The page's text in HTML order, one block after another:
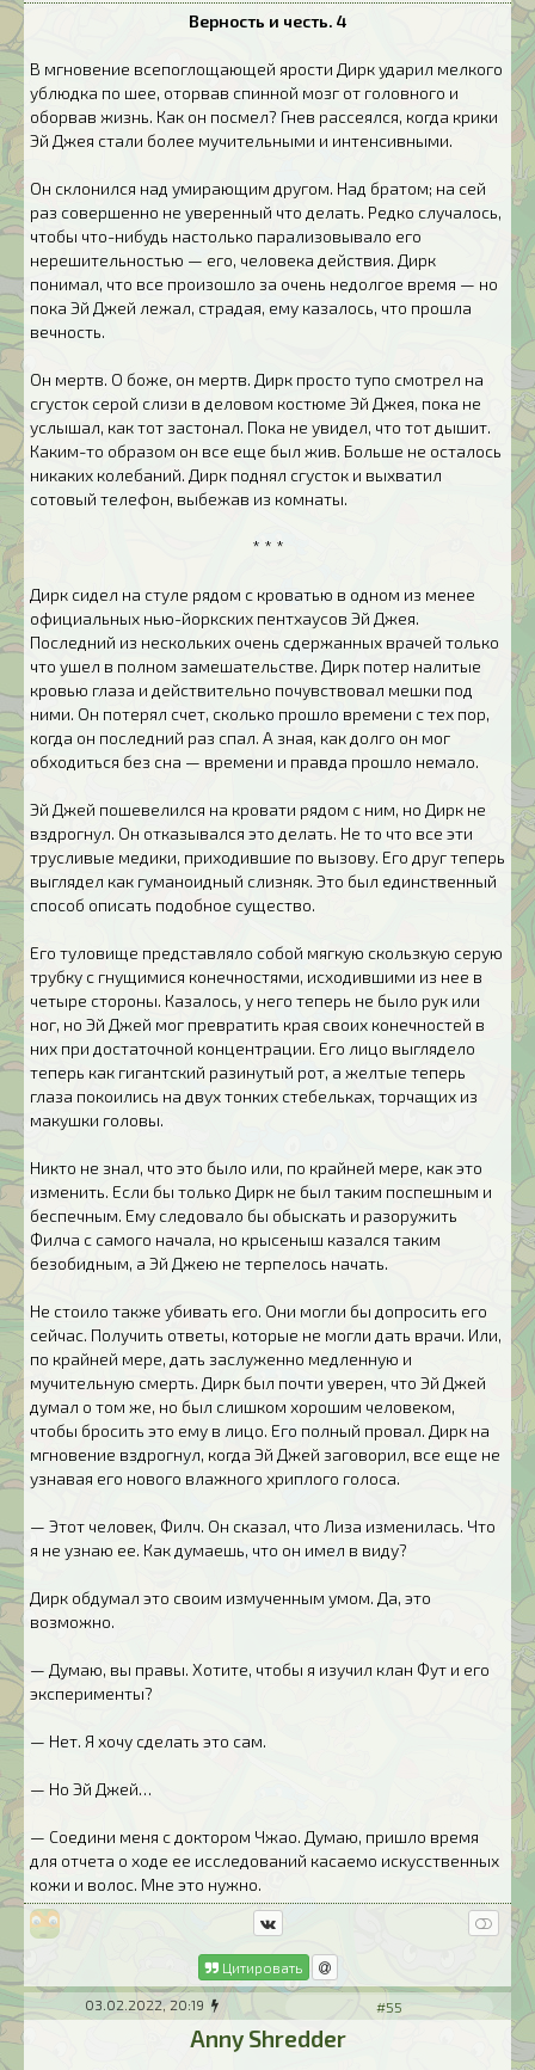
Верность и честь. 4
В мгновение всепоглощающей ярости Дирк ударил мелкого
ублюдка по шее, оторвав спинной мозг от головного и
оборвав жизнь. Как он посмел? Гнев рассеялся, когда крики
Эй Джея стали более мучительными и интенсивными.
Он склонился над умирающим другом. Над братом; на сей
раз совершенно не уверенный что делать. Редко случалось,
чтобы что-нибудь настолько парализовывало его
нерешительностью — его, человека действия. Дирк
понимал, что все произошло за очень недолгое время — но
пока Эй Джей лежал, страдая, ему казалось, что прошла
вечность.
Он мертв. О боже, он мертв. Дирк просто тупо смотрел на
сгусток серой слизи в деловом костюме Эй Джея, пока не
услышал, как тот застонал. Пока не увидел, что тот дышит.
Каким-то образом он все еще был жив. Больше не осталось
никаких колебаний. Дирк поднял сгусток и выхватил
сотовый телефон, выбежав из комнаты.
* * *
Дирк сидел на стуле рядом с кроватью в одном из менее
официальных нью-йоркских пентхаусов Эй Джея.
Последний из нескольких очень сдержанных врачей только
что ушел в полном замешательстве. Дирк потер налитые
кровью глаза и действительно почувствовал мешки под
ними. Он потерял счет, сколько прошло времени с тех пор,
когда он последний раз спал. А зная, как долго он мог
обходиться без сна — времени и правда прошло немало.
Эй Джей пошевелился на кровати рядом с ним, но Дирк не
вздрогнул. Он отказывался это делать. Не то что все эти
трусливые медики, приходившие по вызову. Его друг теперь
выглядел как гуманоидный слизняк. Это был единственный
способ описать подобное существо.
Его туловище представляло собой мягкую скользкую серую
трубку с гнущимися конечностями, исходившими из нее в
четыре стороны. Казалось, у него теперь не было рук или
ног, но Эй Джей мог превратить края своих конечностей в
них при достаточной концентрации. Его лицо выглядело
теперь как гигантский разинутый рот, а желтые теперь
глаза покоились на двух тонких стебельках, торчащих из
макушки головы.
Никто не знал, что это было или, по крайней мере, как это
изменить. Если бы только Дирк не был таким поспешным и
беспечным. Ему следовало бы обыскать и разоружить
Филча с самого начала, но крысеныш казался таким
безобидным, а Эй Джею не терпелось начать.
Не стоило также убивать его. Они могли бы допросить его
сейчас. Получить ответы, которые не могли дать врачи. Или,
по крайней мере, дать заслуженно медленную и
мучительную смерть. Дирк был почти уверен, что Эй Джей
думал о том же, но был слишком хорошим человеком,
чтобы бросить это ему в лицо. Его полный провал. Дирк на
мгновение вздрогнул, когда Эй Джей заговорил, все еще не
узнавая его нового влажного хриплого голоса.
— Этот человек, Филч. Он сказал, что Лиза изменилась. Что
я не узнаю ее. Как думаешь, что он имел в виду?
Дирк обдумал это своим измученным умом. Да, это
возможно.
— Думаю, вы правы. Хотите, чтобы я изучил клан Фут и его
эксперименты?
— Нет. Я хочу сделать это сам.
— Но Эй Джей…
— Соедини меня с доктором Чжао. Думаю, пришло время
для отчета о ходе ее исследований касаемо искусственных
кожи и волос. Мне это нужно.
Цитировать
03.02.2022, 20:19 #55
Anny Shredder